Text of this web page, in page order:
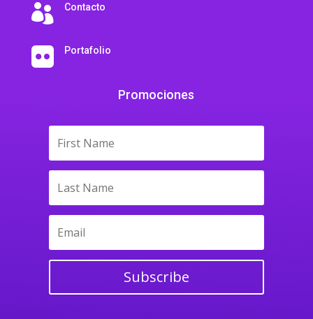
 Contacto
 Portafolio
Promociones
Subscribe